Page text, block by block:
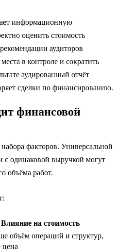
информационную
оценить стоимость
аудиторов
в контроле и сократить
аудированный отчёт
сделки по финансированию.
финансовой
факторов. Универсальной
с одинаковой выручкой могут
объёма работ.
Влияние на стоимость
объём операций и структур,